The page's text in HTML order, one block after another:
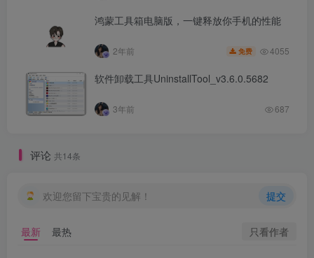
鸿蒙工具箱电脑版，一键释放你手机的性能
2年前 免费 4055
软件卸载工具UninstallTool_v3.6.0.5682
3年前 687
评论 共14条
欢迎您留下宝贵的见解！ 提交
最新 最热 只看作者